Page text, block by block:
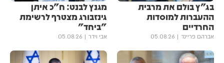
בג"ץ בולם את מרבית
ההעברות למוסדות
החרדיים
אברהם פריינד 05.08.26
מגנץ לבנט: ח"כ איתן
גינזבורג מצטרף לרשימת
"ביחד"
אבי וידר 05.08.26